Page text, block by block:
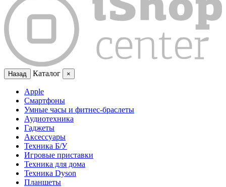
Назад Каталог ×
Apple
Смартфоны
Умные часы и фитнес-браслеты
Аудиотехника
Гаджеты
Аксессуары
Техника Б/У
Игровые приставки
Техника для дома
Техника Dyson
Планшеты